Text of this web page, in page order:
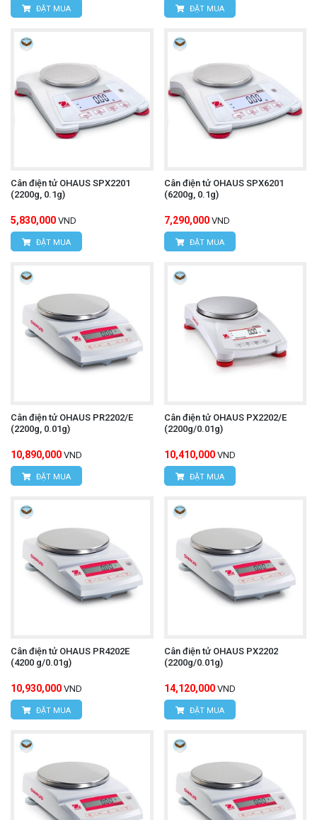
ĐẶT MUA ĐẶT MUA
Cân điện tử OHAUS SPX2201
(2200g, 0.1g)
5,830,000 VND
ĐẶT MUA
Cân điện tử OHAUS SPX6201
(6200g, 0.1g)
7,290,000 VND
ĐẶT MUA
Cân điện tử OHAUS PR2202/E
(2200g, 0.01g)
10,890,000 VND
ĐẶT MUA
Cân điện tử OHAUS PX2202/E
(2200g/0.01g)
10,410,000 VND
ĐẶT MUA
Cân điện tử OHAUS PR4202E
(4200 g/0.01g)
10,930,000 VND
ĐẶT MUA
Cân điện tử OHAUS PX2202
(2200g/0.01g)
14,120,000 VND
ĐẶT MUA